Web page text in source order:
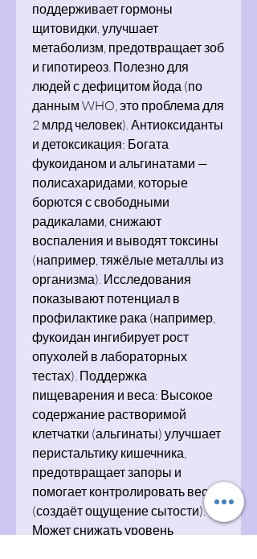
поддерживает гормоны
щитовидки, улучшает
метаболизм, предотвращает зоб
и гипотиреоз. Полезно для
людей с дефицитом йода (по
данным WHO, это проблема для
2 млрд человек). Антиоксиданты
и детоксикация: Богата
фукоиданом и альгинатами —
полисахаридами, которые
борются с свободными
радикалами, снижают
воспаления и выводят токсины
(например, тяжёлые металлы из
организма). Исследования
показывают потенциал в
профилактике рака (например,
фукоидан ингибирует рост
опухолей в лабораторных
тестах). Поддержка
пищеварения и веса: Высокое
содержание растворимой
клетчатки (альгинаты) улучшает
перистальтику кишечника,
предотвращает запоры и
помогает контролировать вес
(создаёт ощущение сытости).
Может снижать уровень